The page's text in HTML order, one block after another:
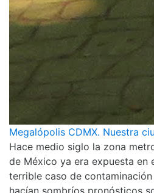
Megalópolis CDMX. Nuestra
Hace medio siglo la zona
de México ya era expuesta en
terrible caso de
hacían sombríos pronósticos